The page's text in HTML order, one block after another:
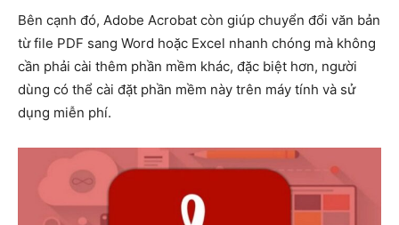
Bên cạnh đó, Adobe Acrobat còn giúp chuyển đổi văn bản
từ file PDF sang Word hoặc Excel nhanh chóng mà không
cần phải cài thêm phần mềm khác, đặc biệt hơn, người
dùng có thể cài đặt phần mềm này trên máy tính và sử
dụng miễn phí.